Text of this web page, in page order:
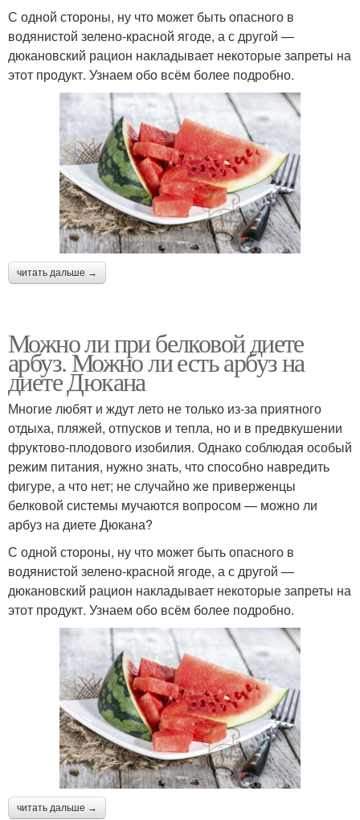
С одной стороны, ну что может быть опасного в
водянистой зелено-красной ягоде, а с другой —
дюкановский рацион накладывает некоторые запреты на
этот продукт. Узнаем обо всём более подробно.
читать дальше →
Можно ли при белковой диете
арбуз. Можно ли есть арбуз на
диете Дюкана
Многие любят и ждут лето не только из-за приятного
отдыха, пляжей, отпусков и тепла, но и в предвкушении
фруктово-плодового изобилия. Однако соблюдая особый
режим питания, нужно знать, что способно навредить
фигуре, а что нет; не случайно же приверженцы
белковой системы мучаются вопросом — можно ли
арбуз на диете Дюкана?
С одной стороны, ну что может быть опасного в
водянистой зелено-красной ягоде, а с другой —
дюкановский рацион накладывает некоторые запреты на
этот продукт. Узнаем обо всём более подробно.
читать дальше →